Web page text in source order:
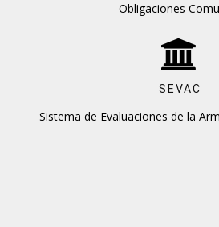
Obligaciones
SEVAC
Sistema de Evaluaciones de la